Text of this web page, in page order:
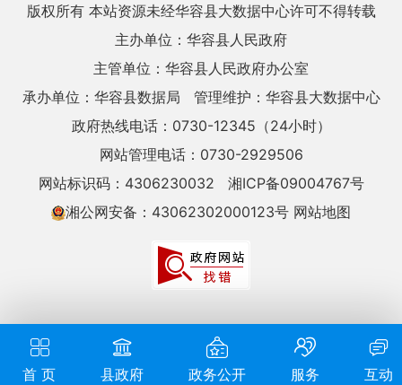
首 页 县政府 政务公开 服务 互动
版权所有 本站资源未经华容县大数据中心许可不得转载
主办单位：华容县人民政府
主管单位：华容县人民政府办公室
承办单位：华容县数据局
管理维护：华容县大数据中心
政府热线电话：0730-12345（24小时）
网站管理电话：0730-2929506
网站标识码：4306230032
湘ICP备09004767号
湘公网安备：43062302000123号 网站地图